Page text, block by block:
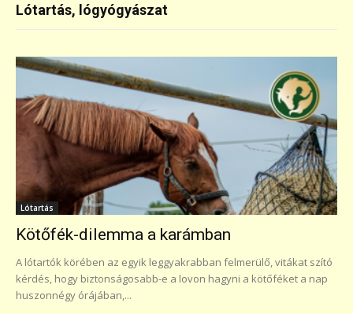
Lótartás, lógyógyászat
Lótartás
Kötőfék-dilemma a karámban
A lótartók körében az egyik leggyakrabban felmerülő, vitákat szító
kérdés, hogy biztonságosabb-e a lovon hagyni a kötőféket a nap
huszonnégy órájában,...